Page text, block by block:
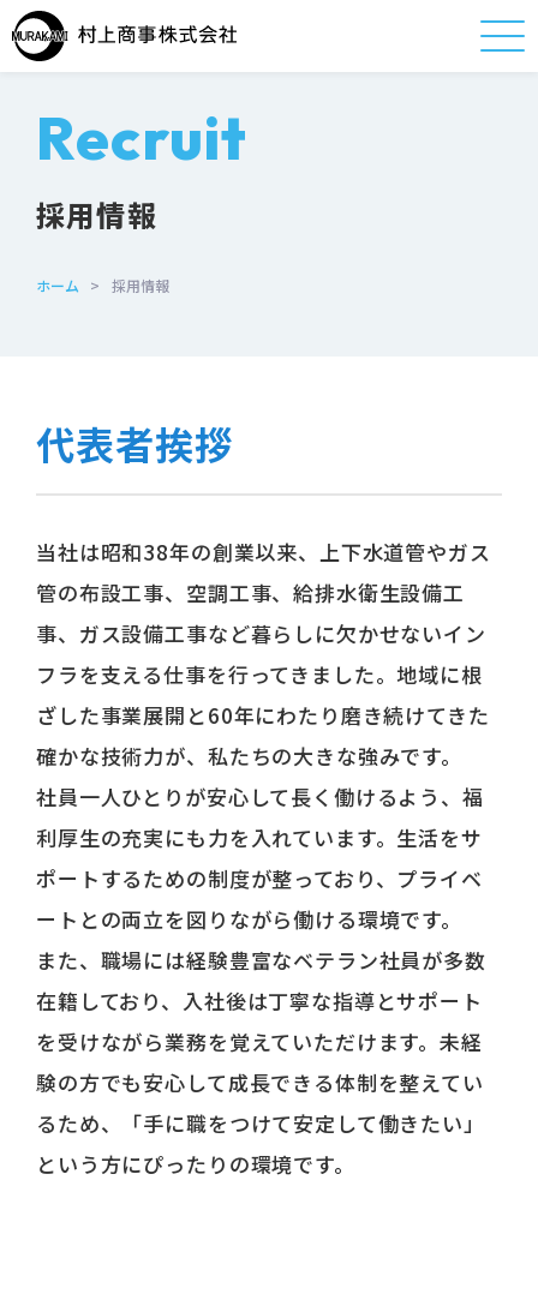
Recruit
採用情報
ホーム > 採用情報
代表者挨拶
当社は昭和38年の創業以来、上下水道管やガス
管の布設工事、空調工事、給排水衛生設備工
事、ガス設備工事など暮らしに欠かせないイン
フラを支える仕事を行ってきました。地域に根
ざした事業展開と60年にわたり磨き続けてきた
確かな技術力が、私たちの大きな強みです。
社員一人ひとりが安心して長く働けるよう、福
利厚生の充実にも力を入れています。生活をサ
ポートするための制度が整っており、プライベ
ートとの両立を図りながら働ける環境です。
また、職場には経験豊富なベテラン社員が多数
在籍しており、入社後は丁寧な指導とサポート
を受けながら業務を覚えていただけます。未経
験の方でも安心して成長できる体制を整えてい
るため、「手に職をつけて安定して働きたい」
という方にぴったりの環境です。